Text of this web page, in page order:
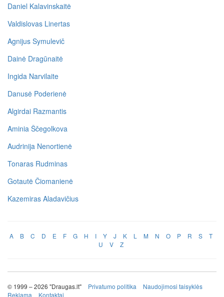
Daniel Kalavinskaitė
Valdislovas Linertas
Agnijus Symulevič
Dainė Dragūnaitė
Ingida Narvilaite
Danusė Poderienė
Algirdai Razmantis
Aminia Ščegolkova
Audrinija Nenortienė
Tonaras Rudminas
Gotautė Čiomanienė
Kazemiras Aladavičius
A B C D E F G H I Y J K L M N O P R S
T
U
V Z
© 1999 – 2026 "Draugas.lt" Privatumo politika
Naudojimosi taisyklės
Reklama
Kontaktai